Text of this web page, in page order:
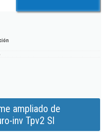
ampliado de
inv Tpv2 Sl